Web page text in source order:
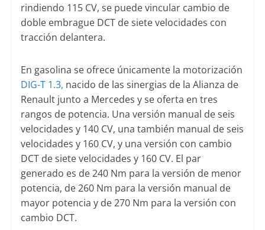
rindiendo 115 CV, se puede vincular cambio de
doble embrague DCT de siete velocidades con
tracción delantera.
En gasolina se ofrece únicamente la motorización
DIG-T 1.3, nacido de las sinergias de la Alianza de
Renault junto a Mercedes y se oferta en tres
rangos de potencia. Una versión manual de seis
velocidades y 140 CV, una también manual de seis
velocidades y 160 CV, y una versión con cambio
DCT de siete velocidades y 160 CV. El par
generado es de 240 Nm para la versión de menor
potencia, de 260 Nm para la versión manual de
mayor potencia y de 270 Nm para la versión con
cambio DCT.